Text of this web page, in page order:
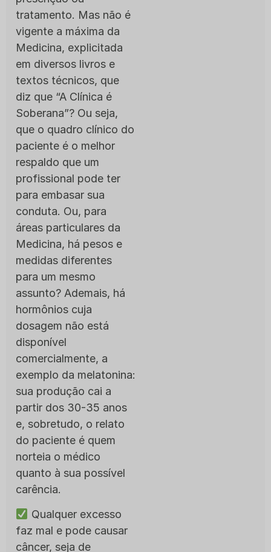
tratamento. Mas não é
vigente a máxima da
Medicina, explicitada
em diversos livros e
textos técnicos, que
diz que “A Clínica é
Soberana”? Ou seja,
que o quadro clínico do
paciente é o melhor
respaldo que um
profissional pode ter
para embasar sua
conduta. Ou, para
áreas particulares da
Medicina, há pesos e
medidas diferentes
para um mesmo
assunto? Ademais, há
hormônios cuja
dosagem não está
disponível
comercialmente, a
exemplo da melatonina:
sua produção cai a
partir dos 30-35 anos
e, sobretudo, o relato
do paciente é quem
norteia o médico
quanto à sua possível
carência.
Qualquer excesso
faz mal e pode causar
câncer, seja de